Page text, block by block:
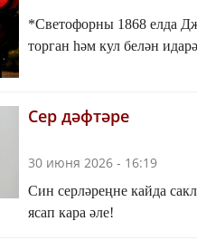
*Светофорны 1868 елда
торган һәм кул белән
Сер дәфтәре
30 июня 2026 - 16:19
Син серләреңне кайда
ясап кара әле!